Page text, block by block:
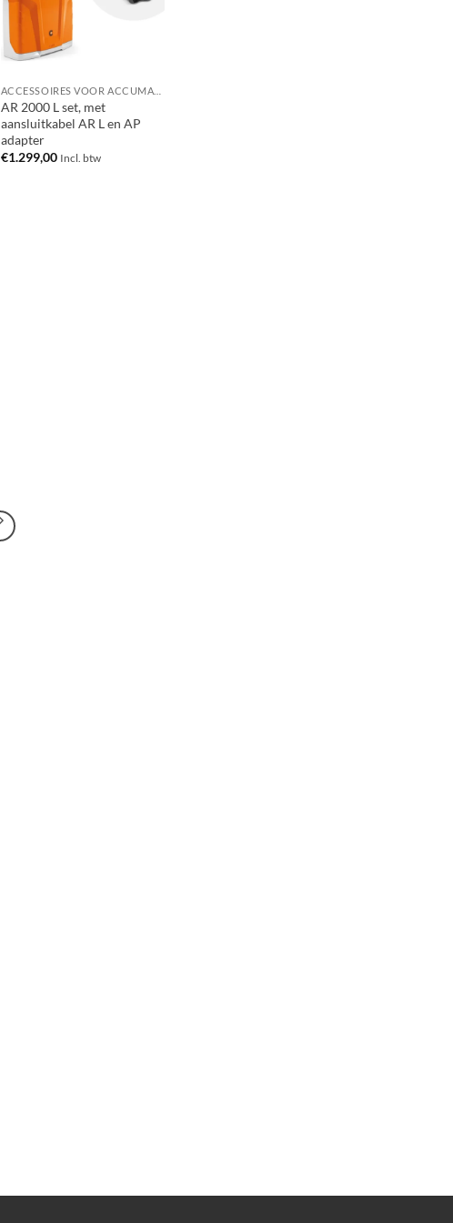
AR 2000 L set, met
aansluitkabel AR L en AP
adapter
€1.299,00 Incl. btw